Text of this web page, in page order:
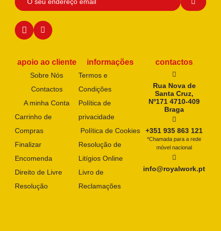
apoio ao cliente
Sobre Nós
Contactos
A minha Conta
Carrinho de
Compras
Finalizar
Encomenda
Direito de Livre
Resolução
informações
Termos e
Condições
Política de
privacidade
Política de Cookies
Resolução de
Litígios Online
Livro de
Reclamações
contactos
Rua Nova de
Santa Cruz,
Nº171 4710-409
Braga
+351 935 863 121
*Chamada para a rede
móvel nacional
info@royalwork.pt